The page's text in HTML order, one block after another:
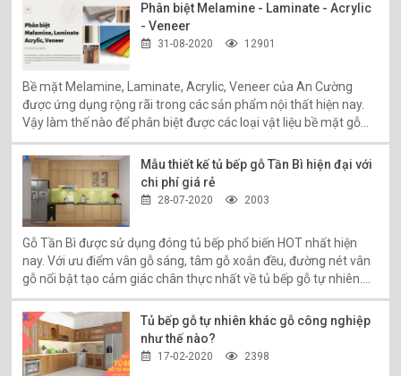
Phân biệt Melamine - Laminate - Acrylic
- Veneer
31-08-2020 12901
Bề mặt Melamine, Laminate, Acrylic, Veneer của An Cường
được ứng dụng rộng rãi trong các sản phẩm nội thất hiện nay.
Vậy làm thế nào để phân biệt được các loại vật liệu bề mặt gỗ
công nghiệp này? Hãy cùng Nội thất Xanh Home tìm hiểu tại bài
viết sau đây:
Mẫu thiết kế tủ bếp gỗ Tần Bì hiện đại với
chi phí giá rẻ
28-07-2020 2003
Gỗ Tần Bì được sử dụng đóng tủ bếp phổ biến HOT nhất hiện
nay. Với ưu điểm vân gỗ sáng, tâm gỗ xoắn đều, đường nét vân
gỗ nổi bật tạo cảm giác chân thực nhất về tủ bếp gỗ tự nhiên.
Gỗ Tần Bì đặc biệt được ưa thích trong các bản thiết kế nội thất
hiện đại giá rẻ, thông minh, thân thiện với môi trường. Xem chi
tiết hơn!
Tủ bếp gỗ tự nhiên khác gỗ công nghiệp
như thế nào?
17-02-2020 2398